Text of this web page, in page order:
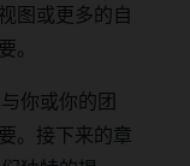
图或更多的自
。
你或你的团
。接下来的章